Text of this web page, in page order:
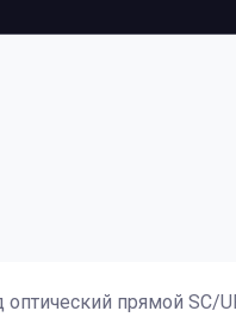
оптический прямой SC/